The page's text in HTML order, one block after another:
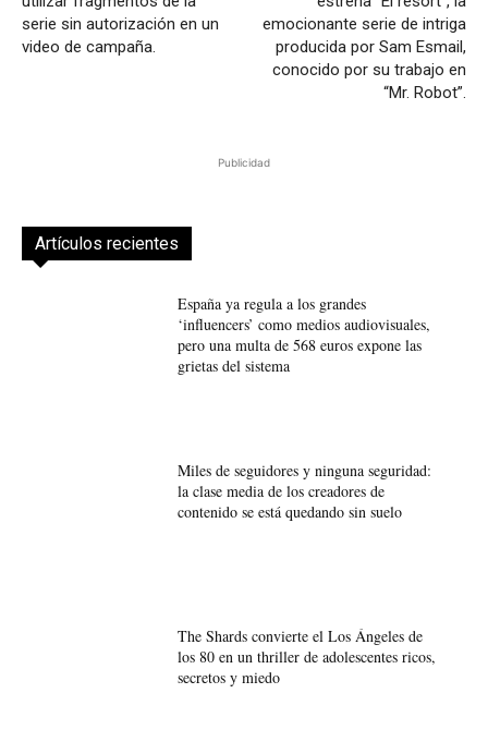
serie sin autorización en un
video de campaña.
emocionante serie de intriga
producida por Sam Esmail,
conocido por su trabajo en
“Mr. Robot”.
Publicidad
Artículos recientes
España ya regula a los grandes
‘influencers’ como medios audiovisuales,
pero una multa de 568 euros expone las
grietas del sistema
Miles de seguidores y ninguna seguridad:
la clase media de los creadores de
contenido se está quedando sin suelo
The Shards convierte el Los Ángeles de
los 80 en un thriller de adolescentes ricos,
secretos y miedo